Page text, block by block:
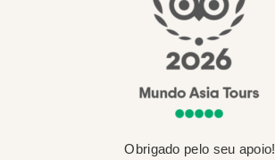
Obrigado pelo seu apoio!